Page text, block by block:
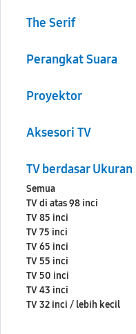
The Serif
Perangkat Suara
Proyektor
Aksesori TV
TV berdasar Ukuran
Semua
TV di atas 98 inci
TV 85 inci
TV 75 inci
TV 65 inci
TV 55 inci
TV 50 inci
TV 43 inci
TV 32 inci / lebih kecil